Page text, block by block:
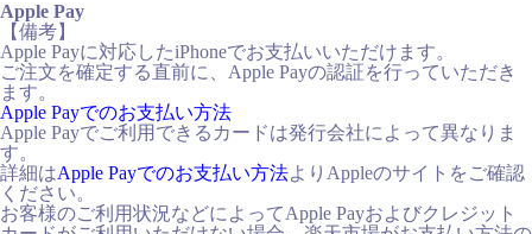
Apple Pay
【備考】
Apple Payに対応したiPhoneでお支払いいただけます。
ご注文を確定する直前に、Apple Payの認証を行っていただき
ます。
Apple Payでのお支払い方法
Apple Payでご利用できるカードは発行会社によって異なりま
す。
詳細はApple Payでのお支払い方法よりAppleのサイトをご確認
ください。
お客様のご利用状況などによってApple Payおよびクレジット